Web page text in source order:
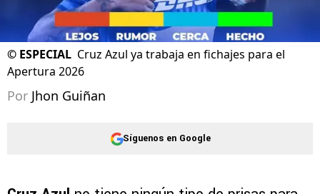
© ESPECIAL Cruz Azul ya trabaja en fichajes para el
Apertura 2026
Por Jhon Guiñan
Síguenos en Google